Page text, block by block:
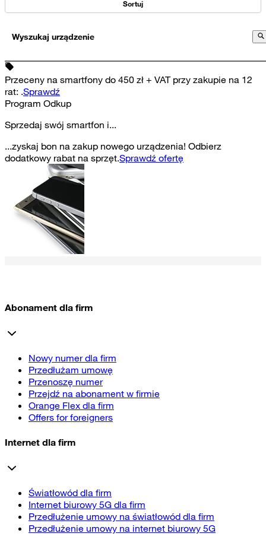
Sortuj
Wyszukaj urządzenie
Przeceny na smartfony do 450 zł + VAT przy zakupie na 12
rat: .Sprawdź
Program Odkup
Sprzedaj swój smartfon i...
...zyskaj bon na zakup nowego urządzenia! Odbierz
dodatkowy rabat na sprzęt.Sprawdź ofertę
Abonament dla firm
Nowy numer dla firm
Przedłużam umowę
Przenoszę numer
Przejdź na abonament w firmie
Orange Flex dla firm
Offers for foreigners
Internet dla firm
Światłowód dla firm
Internet biurowy 5G dla firm
Przedłużenie umowy na światłowód dla firm
Przedłużenie umowy na internet biurowy 5G